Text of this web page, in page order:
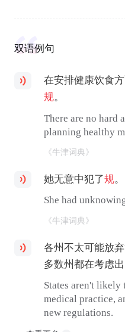
双语例句
在安排健康饮食
规。
There are no hard
planning healthy
《牛津词典》
她无意中犯了规。
She had
《牛津词典》
各州不太可能放
多数州都在考虑
States aren't
medical practice,
new regulations.